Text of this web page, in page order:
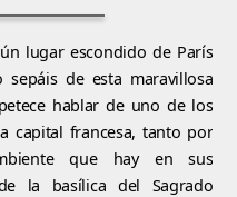
lugar escondido de París
de esta maravillosa
hablar de uno de los
capital francesa, tanto por
que hay en sus
la basílica del Sagrado